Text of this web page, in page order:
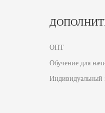
ОПТ
Обучение для
Индивидуальный